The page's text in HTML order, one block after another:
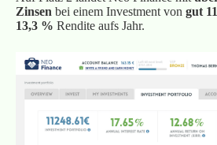
Zinsen bei einem Investment von gut
13,3 % Rendite aufs Jahr.